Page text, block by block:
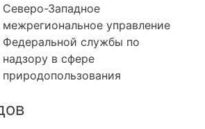
Северо-Западное
межрегиональное управление
Федеральной службы по
надзору в сфере
природопользования